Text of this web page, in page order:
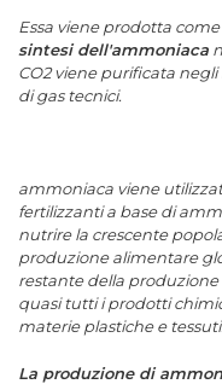
Essa viene prodotta come
sintesi dell'ammoniaca
CO2 viene purificata
di gas tecnici.
ammoniaca viene
fertilizzanti a base di
nutrire la crescente
produzione alimentare
restante della
quasi tutti i prodotti
materie plastiche e tessuti.
La produzione di